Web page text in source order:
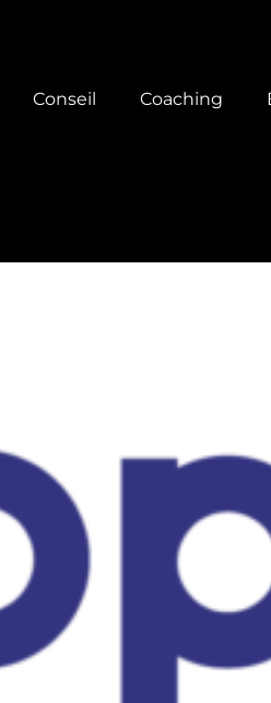
Conseil Coaching